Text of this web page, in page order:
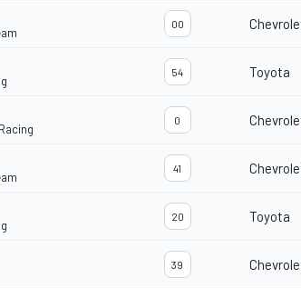
00
54 Toyota
0
41
20 Toyota
39